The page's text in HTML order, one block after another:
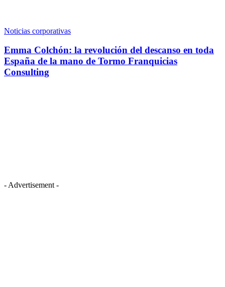
Noticias corporativas
Emma Colchón: la revolución del descanso en toda
España de la mano de Tormo Franquicias
Consulting
- Advertisement -